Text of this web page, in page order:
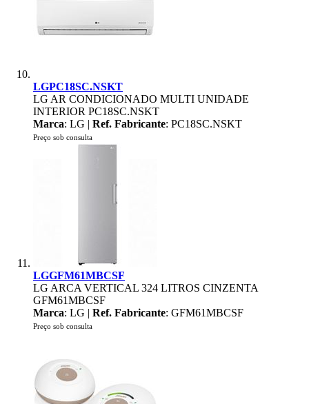
LGPC18SC.NSKT
LG AR CONDICIONADO MULTI UNIDADE
INTERIOR PC18SC.NSKT
Marca: LG | Ref. Fabricante: PC18SC.NSKT
Preço sob consulta
LGGFM61MBCSF
LG ARCA VERTICAL 324 LITROS CINZENTA
GFM61MBCSF
Marca: LG | Ref. Fabricante: GFM61MBCSF
Preço sob consulta